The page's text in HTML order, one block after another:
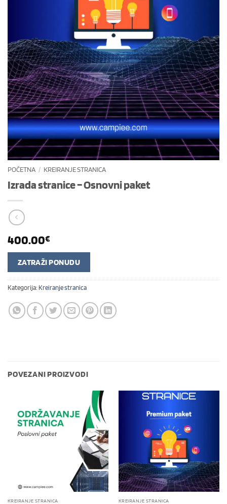
POČETNA / KREIRANJE STRANICA
Izrada stranice – Osnovni paket
400.00€
ZATRAŽI PONUDU
Kategorija: Kreiranje stranica
POVEZANI PROIZVODI
KREIRANJE STRANICA KREIRANJE STRANICA